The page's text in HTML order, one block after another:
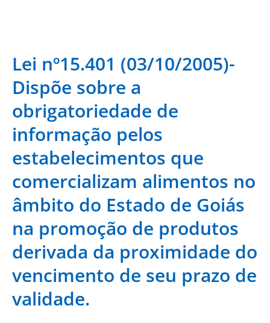
Lei nº15.401 (03/10/2005)-
Dispõe sobre a
obrigatoriedade de
informação pelos
estabelecimentos que
comercializam alimentos no
âmbito do Estado de Goiás
na promoção de produtos
derivada da proximidade do
vencimento de seu prazo de
validade.